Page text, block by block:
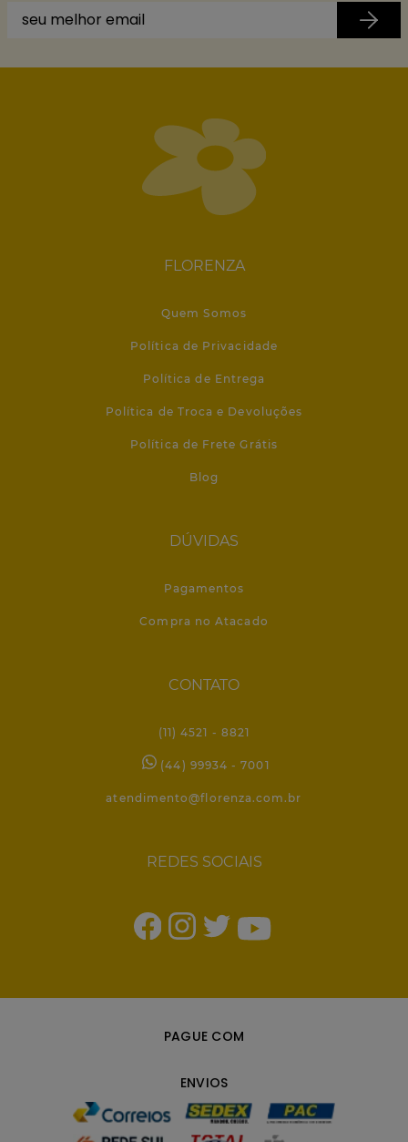
FLORENZA
Quem Somos
Política de Privacidade
Política de Entrega
Política de Troca e Devoluções
Política de Frete Grátis
Blog
DÚVIDAS
Pagamentos
Compra no Atacado
CONTATO
(11) 4521 - 8821
(44) 99934 - 7001
atendimento@florenza.com.br
REDES SOCIAIS
PAGUE COM
ENVIOS